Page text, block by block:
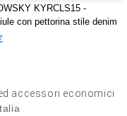
KYRCLS15 -
con pettorina stile denim
accessori economici